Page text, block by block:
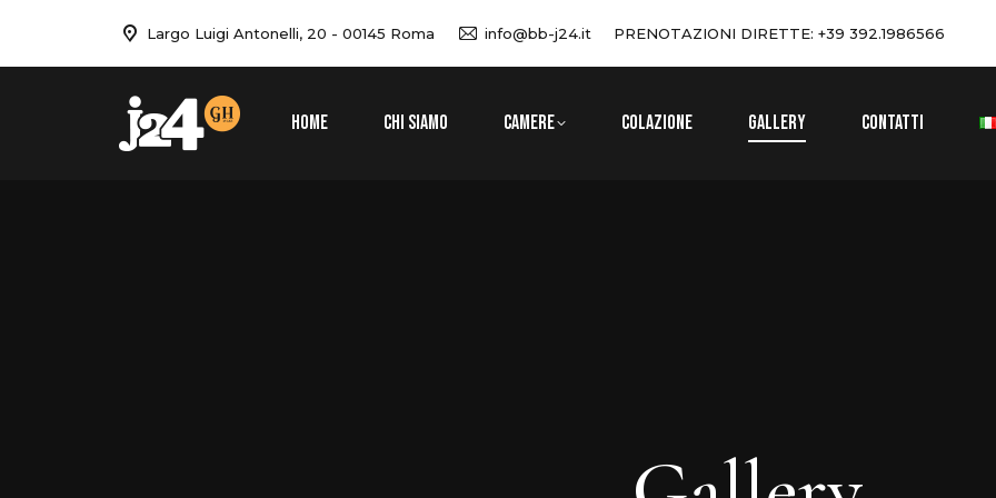
Largo Luigi Antonelli, 20 - 00145 Roma info@bb-j24.it PRENOTAZIONI DIRETTE: +39 392.1986566
HOME CHI SIAMO CAMERE COLAZIONE GALLERY CONTATTI